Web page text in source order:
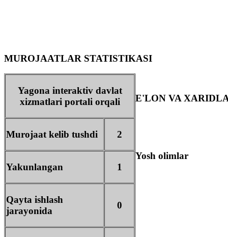
MUROJAATLAR STATISTIKASI
Yagona interaktiv davlat
xizmatlari portali orqali
Murojaat kelib tushdi 2
Yakunlangan 1
Qayta ishlash
jarayonida
0
E'LON VA
Yosh olimlar